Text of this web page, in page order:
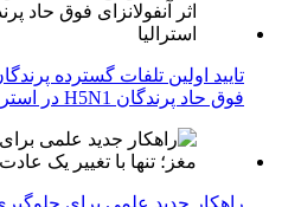
تایید اولین تلفات گسترده
فوق حاد پرندگان H5N1 در استرالیا